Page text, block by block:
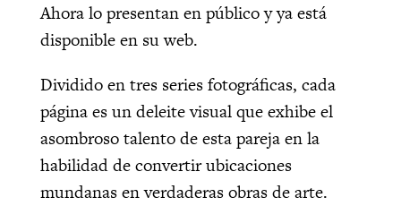
Ahora lo presentan en público y ya está
disponible en su web.
Dividido en tres series fotográficas, cada
página es un deleite visual que exhibe el
asombroso talento de esta pareja en la
habilidad de convertir ubicaciones
mundanas en verdaderas obras de arte.